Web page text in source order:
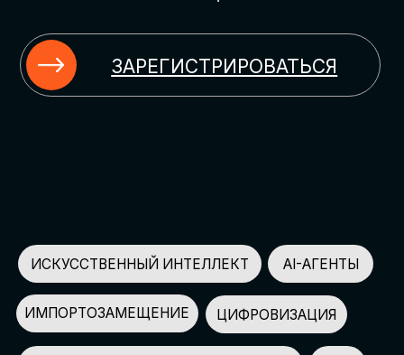
ИСКУССТВЕННЫЙ ИНТЕЛЛЕКТ
НЕЙРОСЕТИ ДЛЯ БИЗНЕСА
КЭДО
ЦИФРОВИЗАЦИЯ
АВТОМАТИЗАЦИЯ HR
АВТОМАТИЗАЦИЯ МАРКЕТИНГА И ПРОДАЖ
AI-АССИСТЕНТЫ
ЧАТ-БОТЫ
ИМПОРТОЗАМЕЩЕНИЕ